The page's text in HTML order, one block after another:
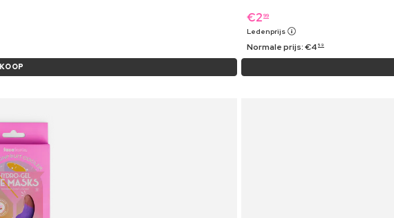
KOOP
€2 99
Ledenprijs
Normale prijs:€4 59